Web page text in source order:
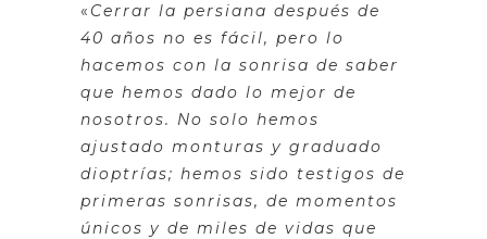
« Cerrar la persiana después de
40 años no es fácil, pero lo
hacemos con la sonrisa de saber
que hemos dado lo mejor de
nosotros. No solo hemos
ajustado monturas y graduado
dioptrías; hemos sido testigos de
primeras sonrisas, de momentos
únicos y de miles de vidas que